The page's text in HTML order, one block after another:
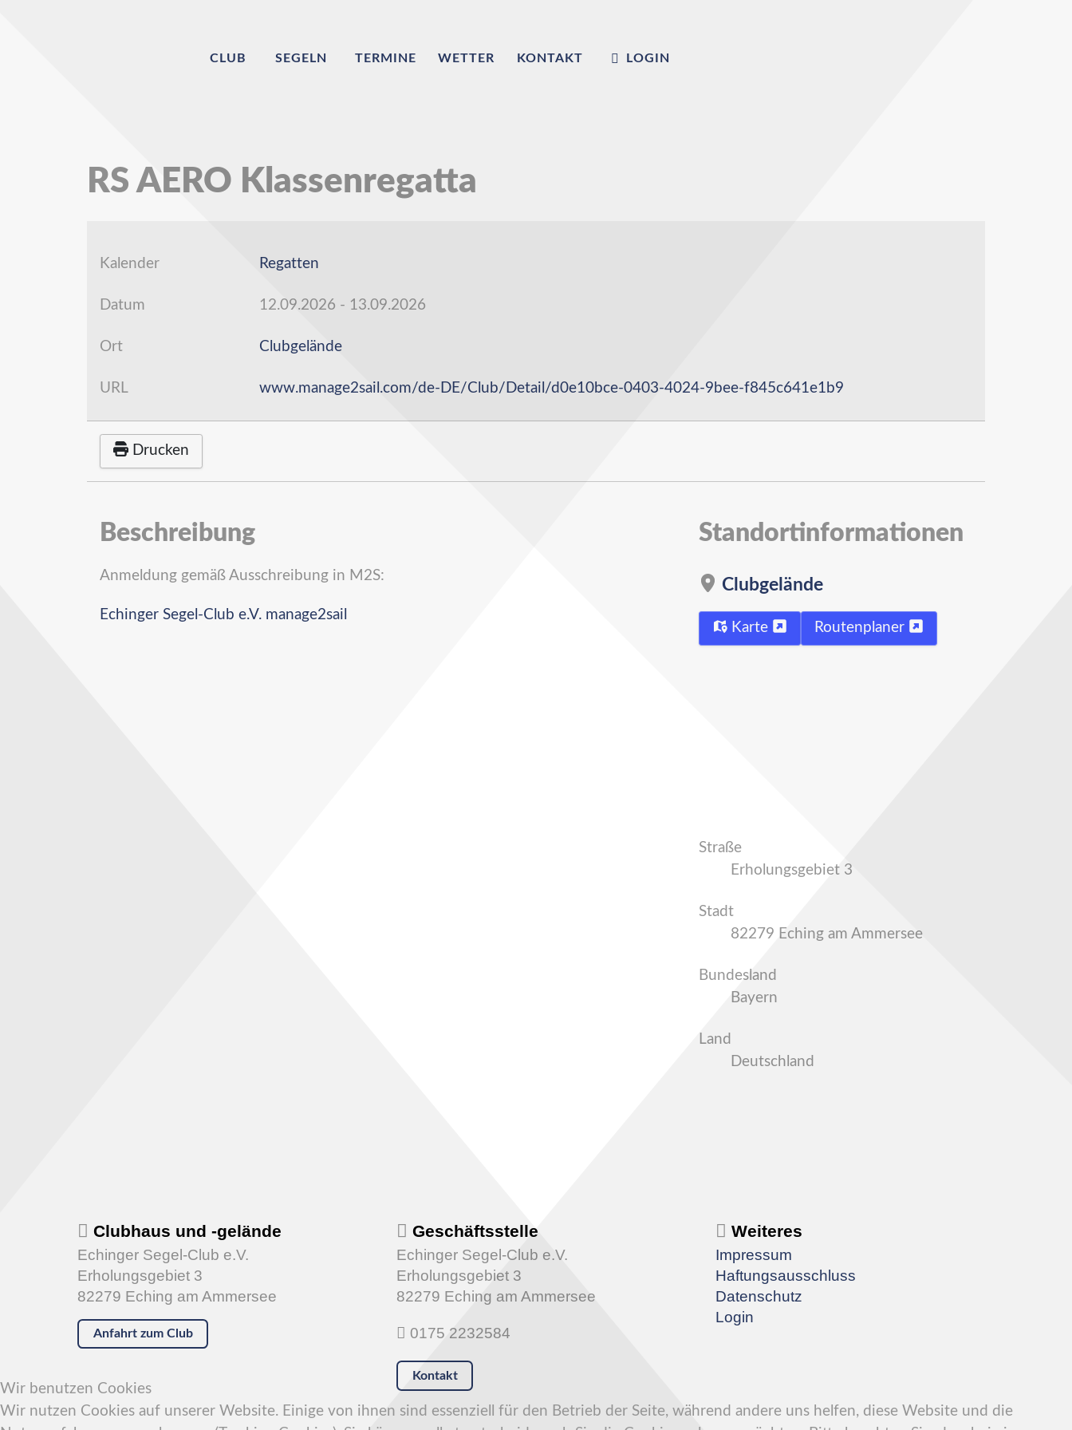
CLUB SEGELN TERMINE WETTER KONTAKT LOGIN
RS AERO Klassenregatta
Kalender Regatten
Datum 12.09.2026 - 13.09.2026
Ort Clubgelände
URL www.manage2sail.com/de-DE/Club/Detail/d0e10bce-0403-4024-9bee-f845c641e1b9
Drucken
Beschreibung
Anmeldung gemäß Ausschreibung in M2S:
Echinger Segel-Club e.V. manage2sail
Standortinformationen
Clubgelände
Karte Routenplaner
Straße
Erholungsgebiet 3
Stadt
82279 Eching am Ammersee
Bundesland
Bayern
Land
Deutschland
Clubhaus und -gelände
Echinger Segel-Club e.V.
Erholungsgebiet 3
82279 Eching am Ammersee
Anfahrt zum Club
Geschäftsstelle
Echinger Segel-Club e.V.
Erholungsgebiet 3
82279 Eching am Ammersee
0175 2232584
Kontakt
Weiteres
Impressum
Haftungsausschluss
Datenschutz
Login
Wir benutzen Cookies
Wir nutzen Cookies auf unserer Website. Einige von ihnen sind essenziell für den Betrieb der Seite, während andere uns helfen, diese Website und die